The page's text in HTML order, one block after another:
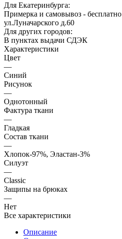
Для Екатеринбурга:
Примерка и самовывоз - бесплатно
ул.Луначарского д.60
Для других городов:
В пунктах выдачи СДЭК
Характеристики
Цвет
—
Синий
Рисунок
—
Однотонный
Фактура ткани
—
Гладкая
Состав ткани
—
Хлопок-97%, Эластан-3%
Силуэт
—
Classic
Защипы на брюках
—
Нет
Все характеристики
Описание